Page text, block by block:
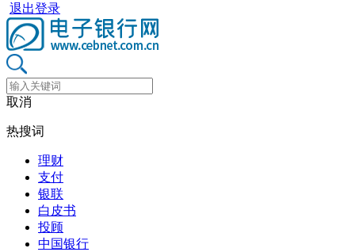
退出登录
取消
热搜词
理财
支付
银联
白皮书
投顾
中国银行